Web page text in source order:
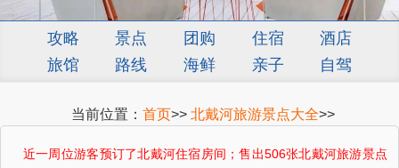
攻略 景点 团购 住宿
酒店
旅馆
路线 海鲜 亲子 自驾
当前位置： 首页>> 北戴河旅游景点大全>>
近一周 位游客预订了北戴河住宿房间；售出506张北戴河旅游景点